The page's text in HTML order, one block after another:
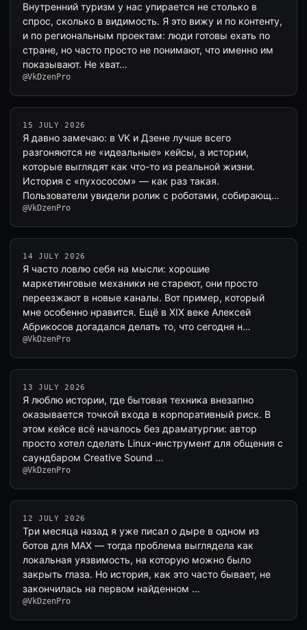
Внутренний туризм у нас упирается не столько в
спрос, сколько в видимость. Я это вижу и по контенту,
и по региональным проектам: люди готовы ехать по
стране, но часто просто не понимают, что именно им
показывают. Не хват…
@VkDzenPro
15 JULY 2026
Я давно замечаю: в VK и Дзене лучше всего
разгоняются не «идеальные» кейсы, а истории,
которые выглядят как что-то из реальной жизни.
История с «пухососом» — как раз такая.
Пользователи увидели ролик с роботами, собирающ…
@VkDzenPro
14 JULY 2026
Я часто ловлю себя на мысли: хорошие
маркетинговые механики не стареют, они просто
переезжают в новые каналы. Вот пример, который
мне особенно нравится. Ещё в XIX веке Алексей
Абрикосов догадался делать то, что сегодня н…
@VkDzenPro
13 JULY 2026
Я люблю истории, где бытовая техника внезапно
оказывается точкой входа в корпоративный риск. В
этом кейсе всё началось без драматургии: автор
просто хотел сделать Linux-инструмент для общения с
саундбаром Creative Sound …
@VkDzenPro
12 JULY 2026
Три месяца назад я уже писал о дыре в одном из
ботов для MAX — тогда проблема выглядела как
локальная уязвимость, на которую можно было
закрыть глаза. Но история, как это часто бывает, не
закончилась на первом найденном …
@VkDzenPro